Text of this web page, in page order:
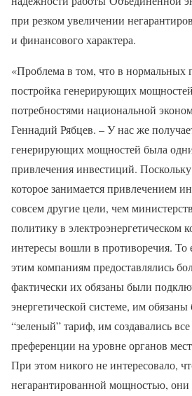
при резком увеличении
и финансового характера.
«Проблема в том, что в нормальных
постройка генерирующих
потребностями национальной
Геннадий Рябцев. – У нас же
генерирующих мощностей была
привлечения инвестиций.
которое занимается привлечением
совсем другие цели, чем
политику в электроэнергетическом
интересы вошли в противоречия. То
этим компаниям предоставлялись
фактически их обязаны были
энергетической системе, им
“зеленый” тариф, им создавались
преференции на уровне органов
При этом никого не интересовало,
негарантированной мощностью, они